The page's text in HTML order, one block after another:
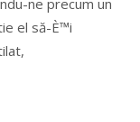
el să-È™i